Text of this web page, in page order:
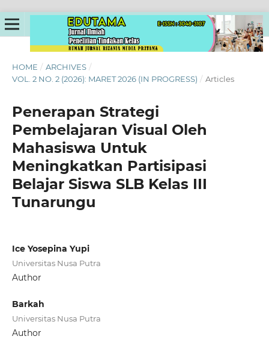
HOME / ARCHIVES /
VOL. 2 NO. 2 (2026): MARET 2026 (IN PROGRESS) / Articles
Penerapan Strategi
Pembelajaran Visual Oleh
Mahasiswa Untuk
Meningkatkan Partisipasi
Belajar Siswa SLB Kelas III
Tunarungu
Ice Yosepina Yupi
Universitas Nusa Putra
Author
Barkah
Universitas Nusa Putra
Author